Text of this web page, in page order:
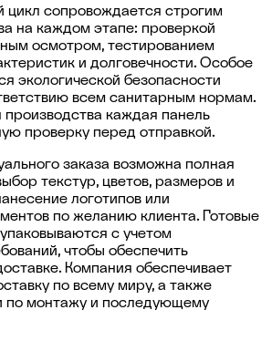
цикл сопровождается строгим
на каждом этапе: проверкой
осмотром, тестированием
и долговечности. Особое
экологической безопасности
всем санитарным нормам.
каждая панель
проверку перед отправкой.
заказа возможна полная
текстур, цветов, размеров и
логотипов или
по желанию клиента. Готовые
с учетом
чтобы обеспечить
Компания обеспечивает
по всему миру, а также
по монтажу и последующему